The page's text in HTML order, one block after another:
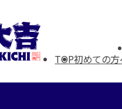
TOP初めての